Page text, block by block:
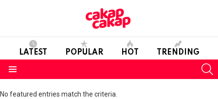
LATEST POPULAR HOT TRENDING
No featured entries match the criteria.